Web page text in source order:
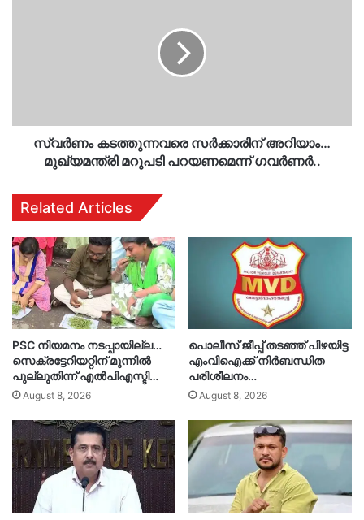
സ്വർണം കടത്തുന്നവരെ സർക്കാരിന് അറിയാം…
മുഖ്യമന്ത്രി മറുപടി പറയണമെന്ന് ഗവർണർ..
Related Articles
PSC നിയമനം നടപ്പായില്ല…
സെക്രട്ടേറിയറ്റിന് മുന്നിൽ
പുല്ലുതിന്ന് എൽപിഎസ്ടി…
August 8, 2026
പൊലീസ് ജീപ്പ് തടഞ്ഞ് പിഴയിട്ട
എംവിഐക്ക് നിർബന്ധിത
പരിശീലനം…
August 8, 2026